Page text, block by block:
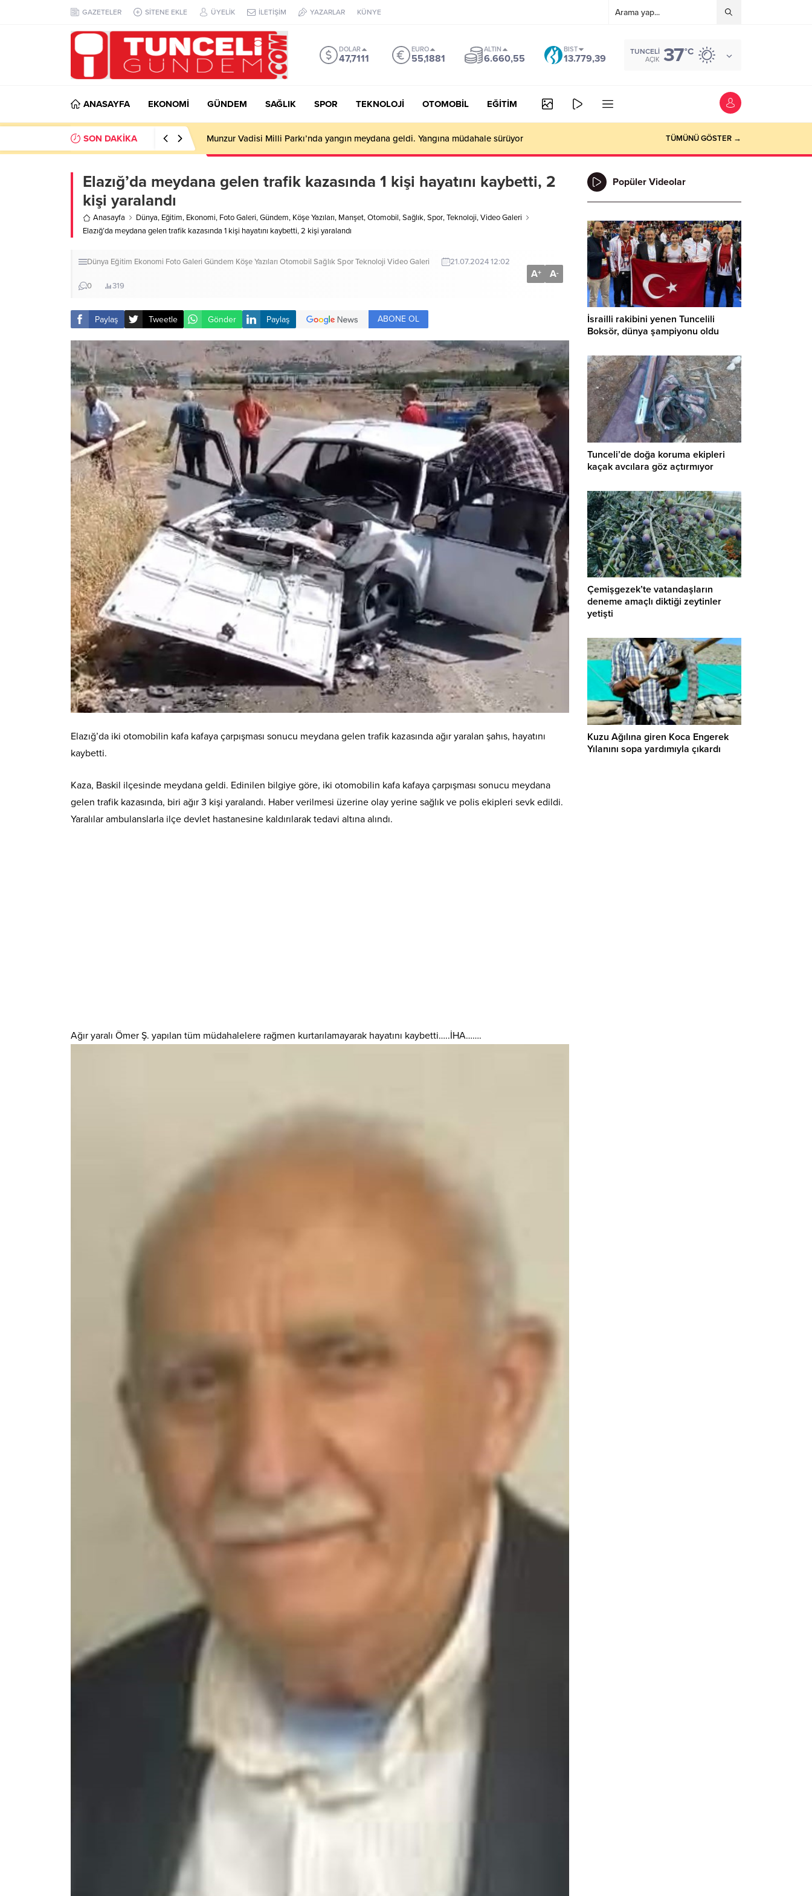
GAZETELER SİTENE EKLE ÜYELİK İLETİŞİM YAZARLAR KÜNYE
DOLAR
47,7111
EURO
55,1881
ALTIN
6.660,55
BIST
13.779,39
TUNCELI
AÇIK 37°C
ANASAYFA EKONOMİ GÜNDEM SAĞLIK SPOR TEKNOLOJİ OTOMOBİL EĞİTİM
SON DAKİKA Munzur Vadisi Milli Parkı’nda yangın meydana geldi. Yangına müdahale sürüyor TÜMÜNÜ GÖSTER →
Elazığ’da meydana gelen trafik kazasında 1 kişi hayatını kaybetti, 2
kişi yaralandı
Anasayfa Dünya, Eğitim, Ekonomi, Foto Galeri,Gündem, Köşe Yazıları, Manşet,Otomobil,Sağlık,Spor,Teknoloji,Video Galeri
Elazığ’da meydana gelen trafik kazasında 1 kişi hayatını kaybetti, 2 kişi yaralandı
Dünya Eğitim Ekonomi Foto Galeri Gündem Köşe Yazıları Otomobil SağlıkSporTeknoloji Video Galeri 21.07.2024 12:02
0 319
A+ A-
Paylaş Tweetle Gönder Paylaş ABONE OL
Elazığ’da iki otomobilin kafa kafaya çarpışması sonucu meydana gelen trafik kazasında ağır yaralan şahıs, hayatını
kaybetti.
Kaza, Baskil ilçesinde meydana geldi. Edinilen bilgiye göre, iki otomobilin kafa kafaya çarpışması sonucu meydana
gelen trafik kazasında, biri ağır 3 kişi yaralandı. Haber verilmesi üzerine olay yerine sağlık ve polis ekipleri sevk edildi.
Yaralılar ambulanslarla ilçe devlet hastanesine kaldırılarak tedavi altına alındı.
Ağır yaralı Ömer Ş. yapılan tüm müdahalelere rağmen kurtarılamayarak hayatını kaybetti…..İHA…….
Popüler Videolar
İsrailli rakibini yenen Tuncelili
Boksör, dünya şampiyonu oldu
Tunceli’de doğa koruma ekipleri
kaçak avcılara göz açtırmıyor
Çemişgezek’te vatandaşların
deneme amaçlı diktiği zeytinler
yetişti
Kuzu Ağılına giren Koca Engerek
Yılanını sopa yardımıyla çıkardı